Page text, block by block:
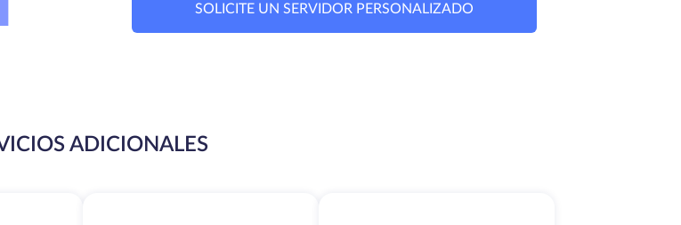
SOLICITE UN SERVIDOR PERSONALIZADO
ADICIONALES